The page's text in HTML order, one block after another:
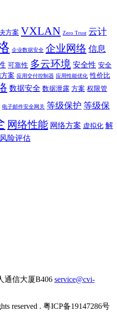
方案 VXLAN Zero Trust 云计
企业数据安全 企业网络 信息
可靠性 多云环境 安全性 安全
案 应用交付控制器 应用性能优化 性价比
数据安全 数据泄露 方案 权限管
电子邮件安全网关 等级保护 等级保
网络性能 网络方案 虚拟化 解
风险评估
通信大厦B406 service@cvi-
reserved . 粤ICP备19147286号